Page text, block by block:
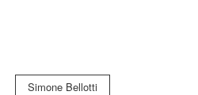
Simone Bellotti